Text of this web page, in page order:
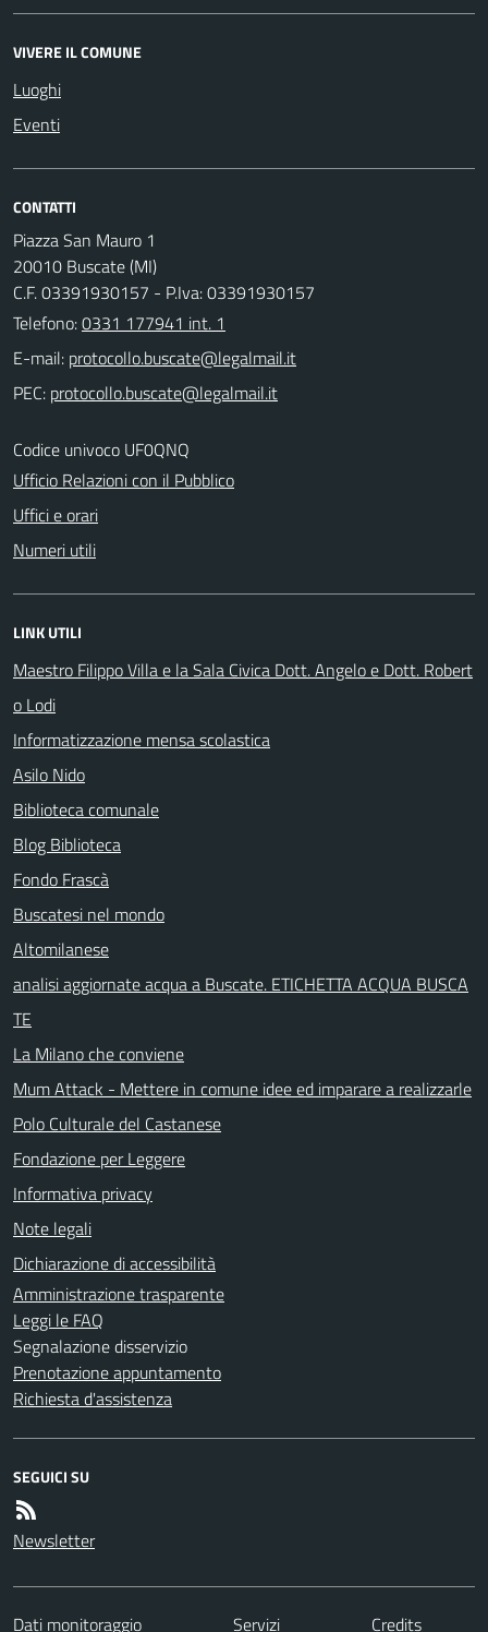
VIVERE IL COMUNE
Luoghi
Eventi
CONTATTI
Piazza San Mauro 1
20010 Buscate (MI)
C.F. 03391930157 - P.Iva: 03391930157
Telefono:0331 177941 int. 1
E-mail:
PEC:
Codice univoco UF0QNQ
Ufficio Relazioni con il Pubblico
Uffici e orari
Numeri utili
LINK UTILI
Maestro Filippo Villa e la Sala Civica Dott. Angelo e Dott. Robert
o Lodi
Informatizzazione mensa scolastica
Asilo Nido
Biblioteca comunale
Blog Biblioteca
Fondo Frascà
Buscatesi nel mondo
Altomilanese
analisi aggiornate acqua a Buscate. ETICHETTA ACQUA BUSCA
TE
La Milano che conviene
Mum Attack - Mettere in comune idee ed imparare a realizzarle
Polo Culturale del Castanese
Fondazione per Leggere
Informativa privacy
Note legali
Dichiarazione di accessibilità
Amministrazione trasparente
Leggi le FAQ
Segnalazione disservizio
Prenotazione appuntamento
Richiesta d'assistenza
SEGUICI SU
Newsletter
Dati monitoraggio Servizi Credits